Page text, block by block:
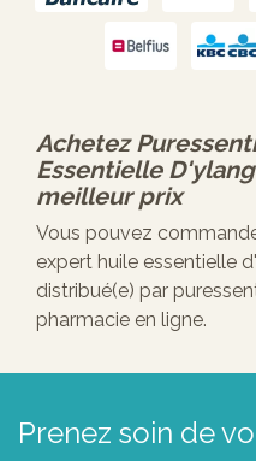
Achetez
Essentielle
meilleur prix
Vous pouvez
expert huile essentielle
distribué(e) par
pharmacie en ligne.
Prenez soin de